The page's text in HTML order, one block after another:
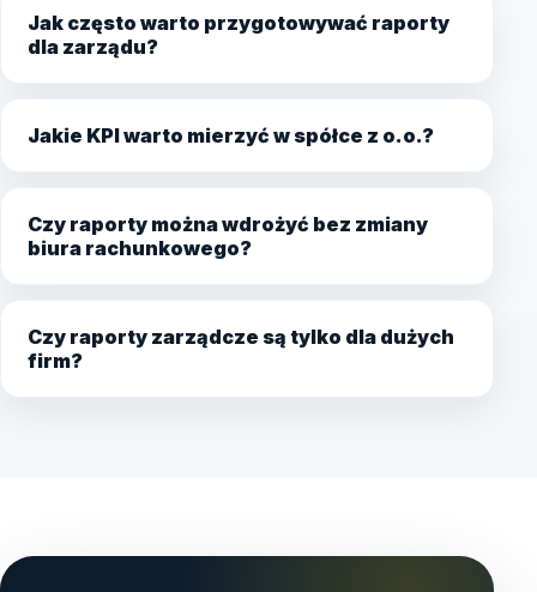
Jak często warto przygotowywać raporty
dla zarządu?
Jakie KPI warto mierzyć w spółce z o.o.?
Czy raporty można wdrożyć bez zmiany
biura rachunkowego?
Czy raporty zarządcze są tylko dla dużych
firm?